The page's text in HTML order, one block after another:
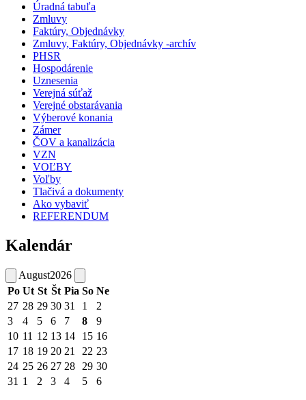
Úradná tabuľa
Zmluvy
Faktúry, Objednávky
Zmluvy, Faktúry, Objednávky -archív
PHSR
Hospodárenie
Uznesenia
Verejná súťaž
Verejné obstarávania
Výberové konania
Zámer
ČOV a kanalizácia
VZN
VOĽBY
Voľby
Tlačivá a dokumenty
Ako vybaviť
REFERENDUM
Kalendár
August2026
Po Ut St Št Pia So Ne
27 28 29 30 31 1
2
3
4 5 6 7 8
9
10 11 12 13 14 15 16
17 18 19 20 21 22 23
24 25 26 27 28 29 30
31 1 2 3 4 5 6